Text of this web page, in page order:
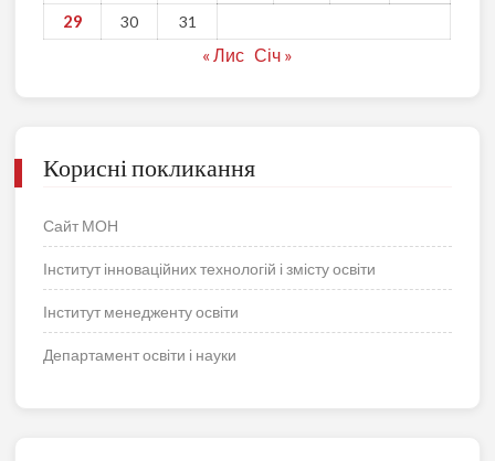
29 30 31
« Лис Січ »
Корисні покликання
Сайт МОН
Інститут інноваційних технологій і змісту освіти
Інститут менедженту освіти
Департамент освіти і науки